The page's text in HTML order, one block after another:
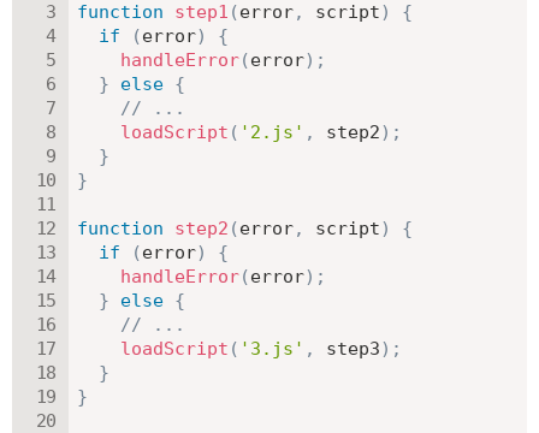
function step1 (error, script)
{
if
(error)
{
handleError(error) ;
}
else {
// ...
loadScript ( '2.js' , step2) ;
}
}
function step2 (error, script)
{
if
(error)
{
handleError(error) ;
}
else {
// ...
loadScript ( '3.js' , step3) ;
}
}